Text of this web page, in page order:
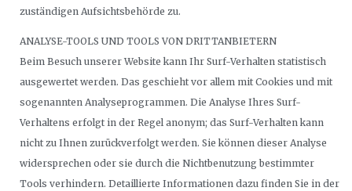
zuständigen Aufsichtsbehörde zu.
ANALYSE-TOOLS UND TOOLS VON DRITTANBIETERN
Beim Besuch unserer Website kann Ihr Surf-Verhalten statistisch
ausgewertet werden. Das geschieht vor allem mit Cookies und mit
sogenannten Analyseprogrammen. Die Analyse Ihres Surf-
Verhaltens erfolgt in der Regel anonym; das Surf-Verhalten kann
nicht zu Ihnen zurückverfolgt werden. Sie können dieser Analyse
widersprechen oder sie durch die Nichtbenutzung bestimmter
Tools verhindern. Detaillierte Informationen dazu finden Sie in der